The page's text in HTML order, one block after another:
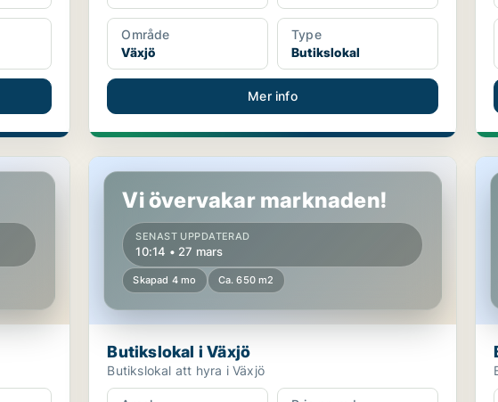
Område
Växjö
Type
Butikslokal
Mer info
Butikslokal i Växjö
Vi övervakar marknaden!
SENAST UPPDATERAD
10:14 • 27 mars
Skapad 4 mo Ca. 650 m2
Butikslokal i Växjö
Butikslokal att hyra i Växjö